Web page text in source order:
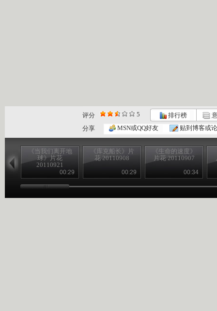
评分 5 排行榜
分享
MSN或QQ好友 贴到博客或
《当我们离开地
球》片花
20110921
00:29
《库克船长》片
花 20110908
00:29
《生命的速度》
片花 20110907
00:34